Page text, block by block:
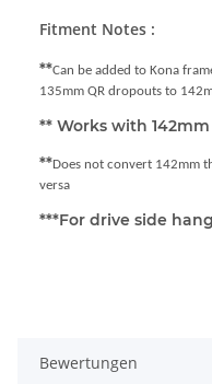
Fitment Notes :
**Can be added to Kona
135mm QR dropouts to
** Works with
**Does not convert 142mm
versa
***For drive side
Bewertungen